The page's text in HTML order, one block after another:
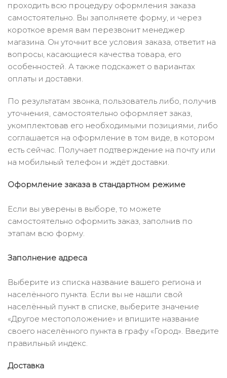
проходить всю процедуру оформления заказа
самостоятельно. Вы заполняете форму, и через
короткое время вам перезвонит менеджер
магазина. Он уточнит все условия заказа, ответит на
вопросы, касающиеся качества товара, его
особенностей. А также подскажет о вариантах
оплаты и доставки.
По результатам звонка, пользователь либо, получив
уточнения, самостоятельно оформляет заказ,
укомплектовав его необходимыми позициями, либо
соглашается на оформление в том виде, в котором
есть сейчас. Получает подтверждение на почту или
на мобильный телефон и ждёт доставки.
Оформление заказа в стандартном режиме
Если вы уверены в выборе, то можете
самостоятельно оформить заказ, заполнив по
этапам всю форму.
Заполнение адреса
Выберите из списка название вашего региона и
населённого пункта. Если вы не нашли свой
населённый пункт в списке, выберите значение
«Другое местоположение» и впишите название
своего населённого пункта в графу «Город». Введите
правильный индекс.
Доставка